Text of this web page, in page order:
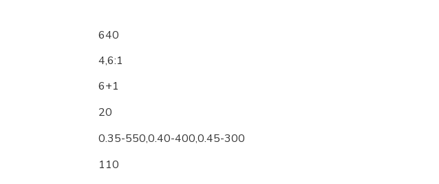
640
4,6:1
6+1
20
0.35-550,0.40-400,0.45-300
110